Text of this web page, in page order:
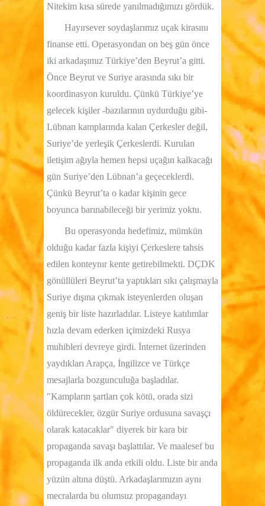
Nitekim kısa sürede yanılmadığımızı gördük.
Hayırsever soydaşlarımız uçak kirasını
finanse etti. Operasyondan on beş gün önce
iki arkadaşımız Türkiye’den Beyrut’a gitti.
Önce Beyrut ve Suriye arasında sıkı bir
koordinasyon kuruldu. Çünkü Türkiye’ye
gelecek kişiler -bazılarının uydurduğu gibi-
Lübnan kamplarında kalan Çerkesler değil,
Suriye’de yerleşik Çerkeslerdi. Kurulan
iletişim ağıyla hemen hepsi uçağın kalkacağı
gün Suriye’den Lübnan’a geçeceklerdi.
Çünkü Beyrut’ta o kadar kişinin gece
boyunca barınabileceği bir yerimiz yoktu.
Bu operasyonda hedefimiz, mümkün
olduğu kadar fazla kişiyi Çerkeslere tahsis
edilen konteynır kente getirebilmekti. DÇDK
gönüllüleri Beyrut’ta yaptıkları sıkı çalışmayla
Suriye dışına çıkmak isteyenlerden oluşan
geniş bir liste hazırladılar. Listeye katılımlar
hızla devam ederken içimizdeki Rusya
muhibleri devreye girdi. İnternet üzerinden
yaydıkları Arapça, İngilizce ve Türkçe
mesajlarla bozgunculuğa başladılar.
"Kampların şartları çok kötü, orada sizi
öldürecekler, özgür Suriye ordusuna savaşçı
olarak katacaklar" diyerek bir kara bir
propaganda savaşı başlattılar. Ve maalesef bu
propaganda ilk anda etkili oldu. Liste bir anda
yüzün altına düştü. Arkadaşlarımızın aynı
mecralarda bu olumsuz propagandayı